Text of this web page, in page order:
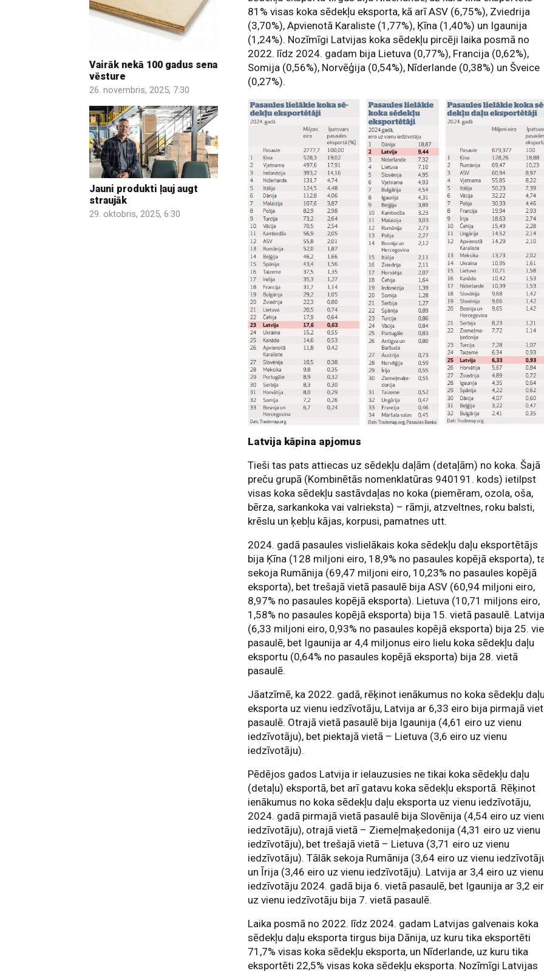
Vairāk nekā 100 gadus sena
vēsture
26. novembris, 2025, 7:30
Jauni produkti ļauj augt
straujāk
29. oktobris, 2025, 6:30
81% visas koka sēdekļu eksporta, kā arī ASV (6,75%), Zviedrija
(3,70%), Apvienotā Karaliste (1,77%), Ķīna (1,40%) un Igaunija
(1,24%). Nozīmīgi Latvijas koka sēdekļu pircēji laika posmā no
2022. līdz 2024. gadam bija Lietuva (0,77%), Francija (0,62%),
Somija (0,56%), Norvēģija (0,54%), Nīderlande (0,38%) un Šveice
(0,27%).
Latvija kāpina apjomus
Tieši tas pats attiecas uz sēdekļu daļām (detaļām) no koka. Šajā
preču grupā (Kombinētās nomenklatūras 940191. kods) ietilpst
visas koka sēdekļu sastāvdaļas no koka (piemēram, ozola, oša,
bērza, sarkankoka vai valrieksta) – rāmji, atzveltnes, roku balsti,
krēslu un ķebļu kājas, korpusi, pamatnes utt.
2024. gadā pasaules vislielākais koka sēdekļu daļu eksportētājs
bija Ķīna (128 miljoni eiro, 18,9% no pasaules kopējā eksporta),
sekoja Rumānija (69,47 miljoni eiro, 10,23% no pasaules kopējā
eksporta), bet trešajā vietā pasaulē bija ASV (60,94 miljoni eiro,
8,97% no pasaules kopējā eksporta). Lietuva (10,71 miljons eiro,
1,58% no pasaules kopējā eksporta) bija 15. vietā pasaulē.
(6,33 miljoni eiro, 0,93% no pasaules kopējā eksporta) bija 25.
pasaulē, bet Igaunija ar 4,4 miljonus eiro lielu koka sēdekļu daļu
eksportu (0,64% no pasaules kopējā eksporta) bija 28. vietā
pasaulē.
Jāatzīmē, ka 2022. gadā, rēķinot ienākumus no koka sēdekļu
eksporta uz vienu iedzīvotāju, Latvija ar 6,33 eiro bija pirmajā
pasaulē. Otrajā vietā pasaulē bija Igaunija (4,61 eiro uz vienu
iedzīvotāju), bet piektajā vietā – Lietuva (3,6 eiro uz vienu
iedzīvotāju).
Pēdējos gados Latvija ir ielauzusies ne tikai koka sēdekļu daļu
(detaļu) eksportā, bet arī gatavu koka sēdekļu eksportā. Rēķinot
ienākumus no koka sēdekļu daļu eksporta uz vienu iedzīvotāju,
2024. gadā pirmajā vietā pasaulē bija Slovēnija (4,54 eiro uz
iedzīvotāju), otrajā vietā – Ziemeļmaķedonija (4,31 eiro uz vienu
iedzīvotāju), bet trešajā vietā – Lietuva (3,71 eiro uz vienu
iedzīvotāju). Tālāk sekoja Rumānija (3,64 eiro uz vienu
un Īrija (3,46 eiro uz vienu iedzīvotāju). Latvija ar 3,4 eiro uz vienu
iedzīvotāju 2024. gadā bija 6. vietā pasaulē, bet Igaunija ar 3,2
uz vienu iedzīvotāju bija 7. vietā pasaulē.
Laika posmā no 2022. līdz 2024. gadam Latvijas galvenais koka
sēdekļu daļu eksporta tirgus bija Dānija, uz kuru tika eksportēti
71,7% visas koka sēdekļu eksporta, un Nīderlande, uz kuru tika
eksportēti 22,5% visas koka sēdekļu eksporta. Nozīmīgi Latvijas